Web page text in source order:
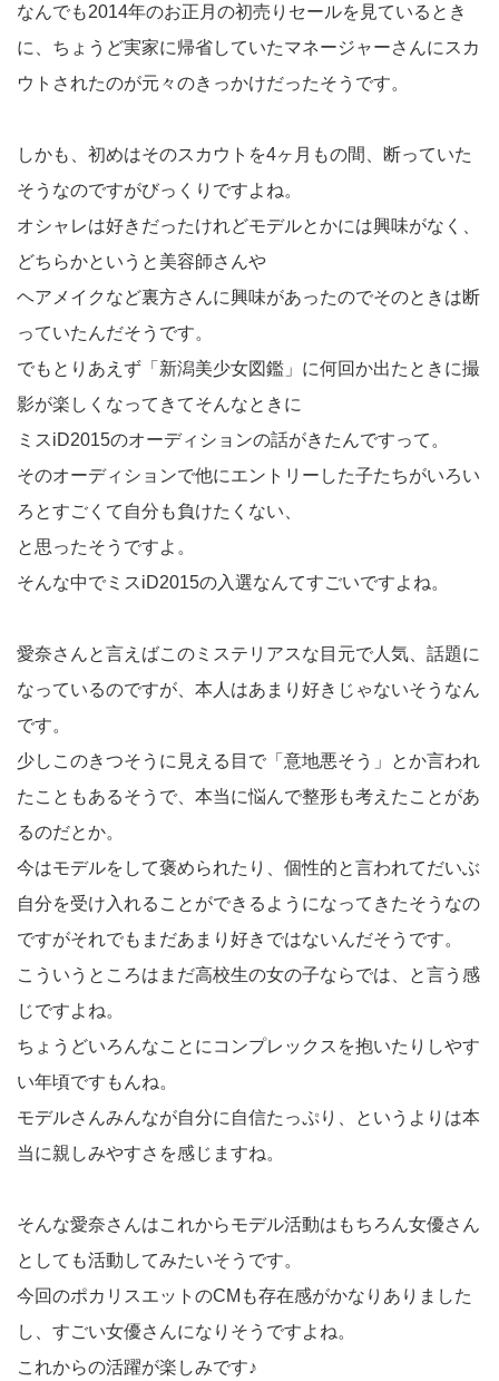
なんでも2014年のお正月の初売りセールを見ているとき
に、ちょうど実家に帰省していたマネージャーさんにスカ
ウトされたのが元々のきっかけだったそうです。
しかも、初めはそのスカウトを4ヶ月もの間、断っていた
そうなのですがびっくりですよね。
オシャレは好きだったけれどモデルとかには興味がなく、
どちらかというと美容師さんや
ヘアメイクなど裏方さんに興味があったのでそのときは断
っていたんだそうです。
でもとりあえず「新潟美少女図鑑」に何回か出たときに撮
影が楽しくなってきてそんなときに
ミスiD2015のオーディションの話がきたんですって。
そのオーディションで他にエントリーした子たちがいろい
ろとすごくて自分も負けたくない、
と思ったそうですよ。
そんな中でミスiD2015の入選なんてすごいですよね。
愛奈さんと言えばこのミステリアスな目元で人気、話題に
なっているのですが、本人はあまり好きじゃないそうなん
です。
少しこのきつそうに見える目で「意地悪そう」とか言われ
たこともあるそうで、本当に悩んで整形も考えたことがあ
るのだとか。
今はモデルをして褒められたり、個性的と言われてだいぶ
自分を受け入れることができるようになってきたそうなの
ですがそれでもまだあまり好きではないんだそうです。
こういうところはまだ高校生の女の子ならでは、と言う感
じですよね。
ちょうどいろんなことにコンプレックスを抱いたりしやす
い年頃ですもんね。
モデルさんみんなが自分に自信たっぷり、というよりは本
当に親しみやすさを感じますね。
そんな愛奈さんはこれからモデル活動はもちろん女優さん
としても活動してみたいそうです。
今回のポカリスエットのCMも存在感がかなりありました
し、すごい女優さんになりそうですよね。
これからの活躍が楽しみです♪